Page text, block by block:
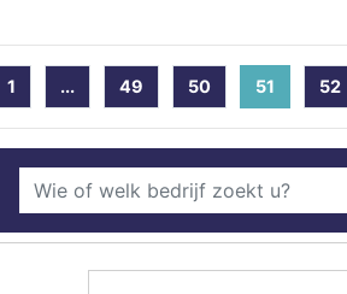
1 ... 49 50 51 (current)
52